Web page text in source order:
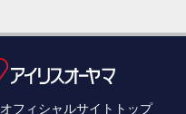
オフィシャルサイトトップ